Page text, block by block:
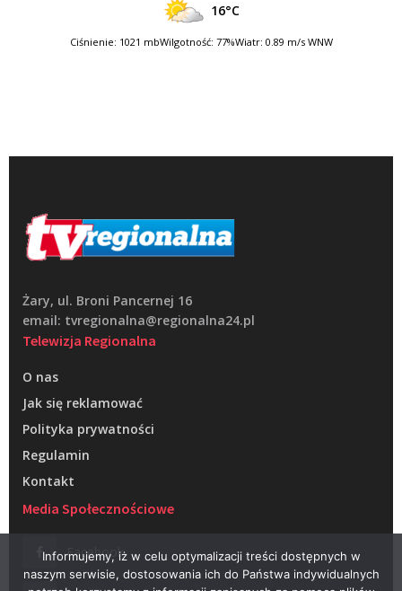
16°C
Ciśnienie: 1021 mbWilgotność: 77%Wiatr: 0.89 m/s WNW
Żary, ul. Broni Pancernej 16
email: tvregionalna@regionalna24.pl
Telewizja Regionalna
O nas
Jak się reklamować
Polityka prywatności
Regulamin
Kontakt
Media Społecznościowe
Facebook
Informujemy, iż w celu optymalizacji treści dostępnych w
naszym serwisie, dostosowania ich do Państwa indywidualnych